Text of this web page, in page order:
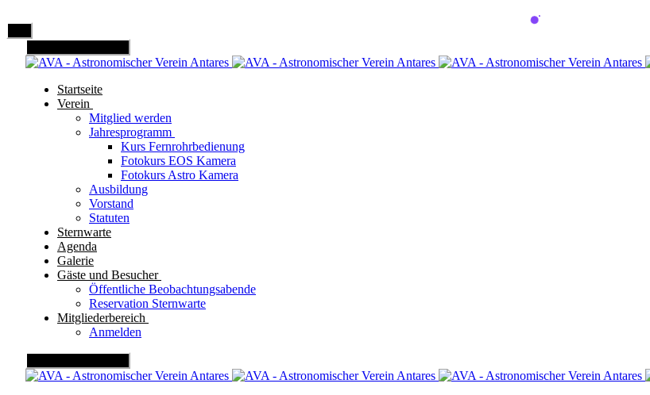
Startseite
Verein
Mitglied werden
Jahresprogramm
Kurs Fernrohrbedienung
Fotokurs EOS Kamera
Fotokurs Astro Kamera
Ausbildung
Vorstand
Statuten
Sternwarte
Agenda
Galerie
Gäste und Besucher
Öffentliche Beobachtungsabende
Reservation Sternwarte
Mitgliederbereich
Anmelden